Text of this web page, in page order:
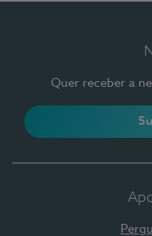
Quer receber a